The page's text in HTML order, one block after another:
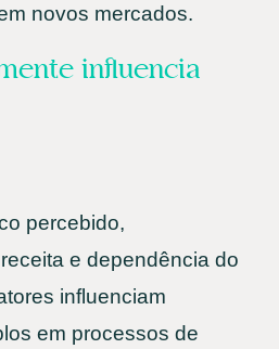
novos mercados.
influencia
percebido,
e dependência do
influenciam
em processos de